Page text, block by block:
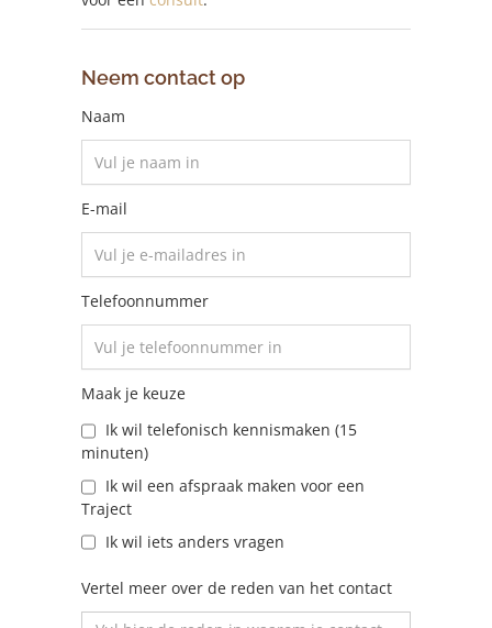
Neem contact op
Naam
E-mail
Telefoonnummer
Maak je keuze
Ik wil telefonisch kennismaken (15
minuten)
Ik wil een afspraak maken voor een
Traject
Ik wil iets anders vragen
Vertel meer over de reden van het contact